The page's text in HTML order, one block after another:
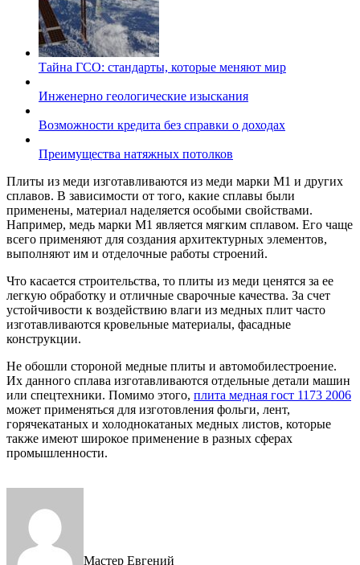
Тайна ГСО: стандарты, которые меняют мир
Инженерно геологические изыскания
Возможности кредита без справки о доходах
Преимущества натяжных потолков
Плиты из меди изготавливаются из меди марки М1 и других
сплавов. В зависимости от того, какие сплавы были
применены, материал наделяется особыми свойствами.
Например, медь марки М1 является мягким сплавом. Его чаще
всего применяют для создания архитектурных элементов,
выполняют им и отделочные работы строений.
Что касается строительства, то плиты из меди ценятся за ее
легкую обработку и отличные сварочные качества. За счет
устойчивости к воздействию влаги из медных плит часто
изготавливаются кровельные материалы, фасадные
конструкции.
Не обошли стороной медные плиты и автомобилестроение.
Их данного сплава изготавливаются отдельные детали машин
или спецтехники. Помимо этого, плита медная гост 1173 2006
может применяться для изготовления фольги, лент,
горячекатаных и холоднокатаных медных листов, которые
также имеют широкое применение в разных сферах
промышленности.
Мастер Евгений